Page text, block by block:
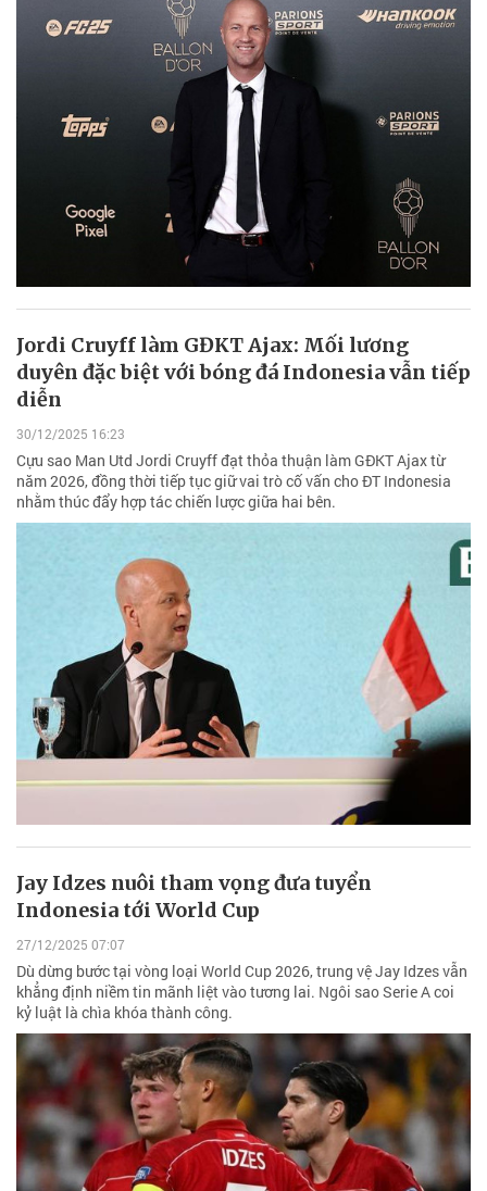
Jordi Cruyff làm GĐKT Ajax: Mối lương
duyên đặc biệt với bóng đá Indonesia vẫn tiếp
diễn
30/12/2025 16:23
Cựu sao Man Utd Jordi Cruyff đạt thỏa thuận làm GĐKT Ajax từ
năm 2026, đồng thời tiếp tục giữ vai trò cố vấn cho ĐT Indonesia
nhằm thúc đẩy hợp tác chiến lược giữa hai bên.
Jay Idzes nuôi tham vọng đưa tuyển
Indonesia tới World Cup
27/12/2025 07:07
Dù dừng bước tại vòng loại World Cup 2026, trung vệ Jay Idzes vẫn
khẳng định niềm tin mãnh liệt vào tương lai. Ngôi sao Serie A coi
kỷ luật là chìa khóa thành công.